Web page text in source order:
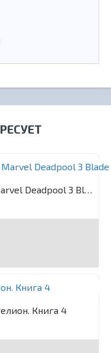
Фигурка Funko POP! Bobble Marvel Deadpool 3 Blade
Книга 4